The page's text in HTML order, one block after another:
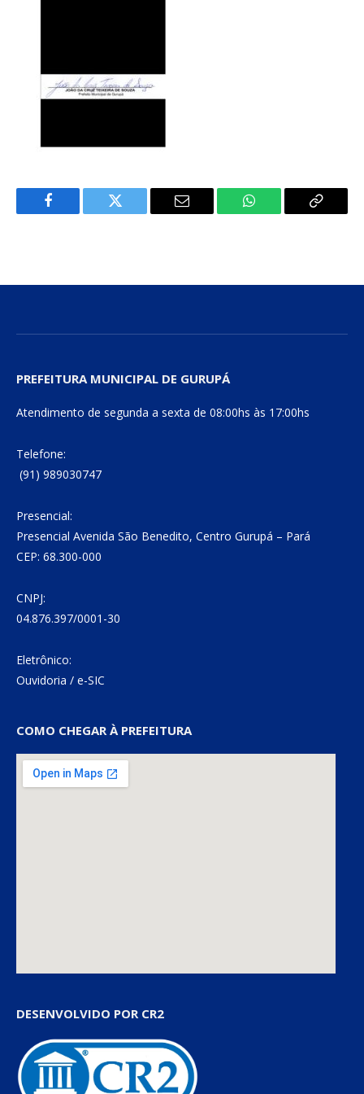
Facebook Twitter
E-
WhatsApp Copiar
PREFEITURA MUNICIPAL DE GURUPÁ
Atendimento de segunda a sexta de 08:00hs às 17:00hs
Telefone:
(91) 989030747
Presencial:
Presencial Avenida São Benedito, Centro Gurupá – Pará
CEP: 68.300-000
CNPJ:
04.876.397/0001-30
Eletrônico:
Ouvidoria / e-SIC
COMO CHEGAR À PREFEITURA
DESENVOLVIDO POR CR2